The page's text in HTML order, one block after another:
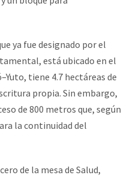
ya fue designado por el
está ubicado en el
tiene 4.7 hectáreas de
propia. Sin embargo,
de 800 metros que, según
la continuidad del
de la mesa de Salud,